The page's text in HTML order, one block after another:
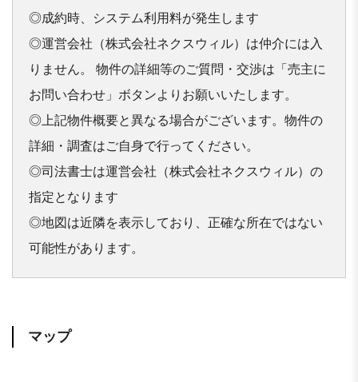
◎成約時、システム利用料が発生します
◎運営会社（株式会社ネクスウィル）は仲介には入
りません。 物件の詳細等のご質問・交渉は「売主に
お問い合わせ」ボタンよりお願いいたします。
◎上記物件概要と異なる場合がございます。物件の
詳細・調査はご自身で行ってください。
◎司法書士は運営会社（株式会社ネクスウィル）の
指定となります
◎地図は近隣を表示しており、正確な所在ではない
可能性があります。
マップ